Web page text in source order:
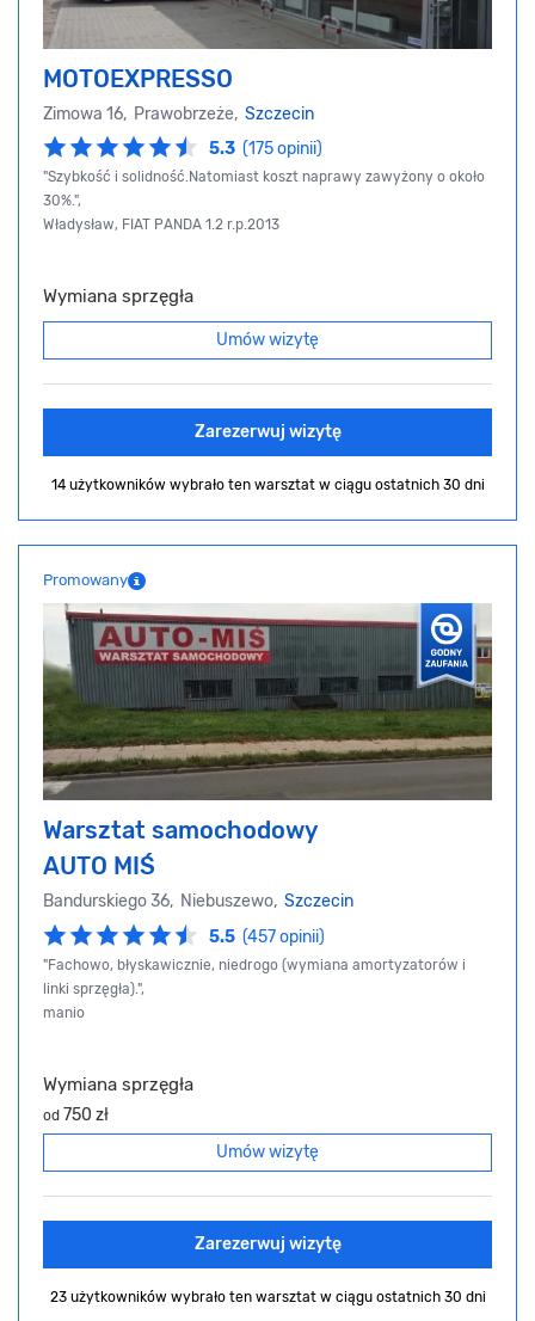
MOTOEXPRESSO
Zimowa 16, Prawobrzeże, Szczecin
5.3 (175 opinii)
"Szybkość i solidność.Natomiast koszt naprawy zawyżony o około
30%.",
Władysław, FIAT PANDA 1.2 r.p.2013
Wymiana sprzęgła
Umów wizytę
Zarezerwuj wizytę
14 użytkowników wybrało ten warsztat w ciągu ostatnich 30 dni
Promowany
Warsztat samochodowy
AUTO MIŚ
Bandurskiego 36, Niebuszewo, Szczecin
5.5 (457 opinii)
"Fachowo, błyskawicznie, niedrogo (wymiana amortyzatorów i
linki sprzęgła).",
manio
Wymiana sprzęgła
od 750 zł
Umów wizytę
Zarezerwuj wizytę
23 użytkowników wybrało ten warsztat w ciągu ostatnich 30 dni